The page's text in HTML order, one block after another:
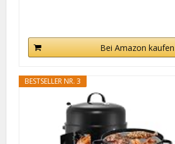
Bei Amazon kaufen
BESTSELLER NR. 3